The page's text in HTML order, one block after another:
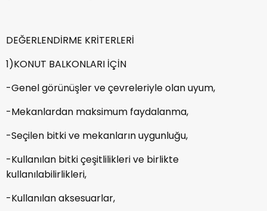
DEĞERLENDİRME KRİTERLERİ
1)KONUT BALKONLARI İÇİN
-Genel görünüşler ve çevreleriyle olan uyum,
-Mekanlardan maksimum faydalanma,
-Seçilen bitki ve mekanların uygunluğu,
-Kullanılan bitki çeşitlilikleri ve birlikte
kullanılabilirlikleri,
-Kullanılan aksesuarlar,